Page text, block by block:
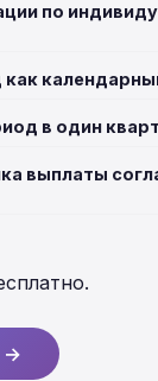
по
как
в один
выплаты
→